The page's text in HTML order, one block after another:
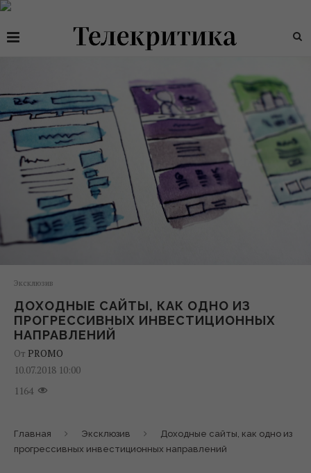
Эксклюзив
ДОХОДНЫЕ САЙТЫ, КАК ОДНО ИЗ
ПРОГРЕССИВНЫХ ИНВЕСТИЦИОННЫХ
НАПРАВЛЕНИЙ
От PROMO
10.07.2018 10:00
1164
Главная Эксклюзив
Доходные сайты, как одно из
прогрессивных инвестиционных направлений